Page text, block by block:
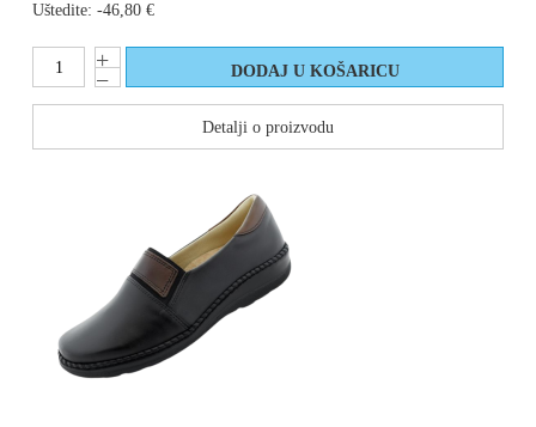
Uštedite: -46,80 €
Detalji o proizvodu